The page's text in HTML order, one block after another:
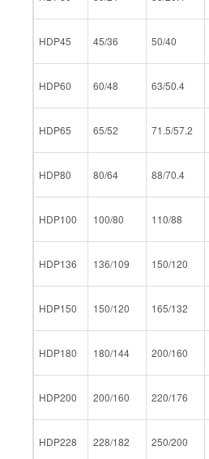
HDP45 45/36 50/40
HDP60 60/48 63/50.4
HDP65 65/52 71.5/57.2
HDP80 80/64 88/70.4
HDP100 100/80 110/88
HDP136 136/109 150/120
HDP150 150/120 165/132
HDP180 180/144 200/160
HDP200 200/160 220/176
HDP228 228/182 250/200